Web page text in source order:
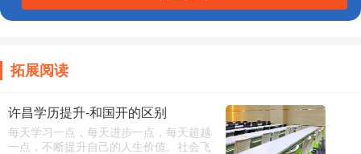
拓展阅读
许昌学历提升-和国开的区别
每天学习一点，每天进步一点，每天超越
一点，不断提升自己的人生价值。社会飞